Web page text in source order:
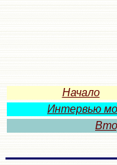
Начало
Интервью